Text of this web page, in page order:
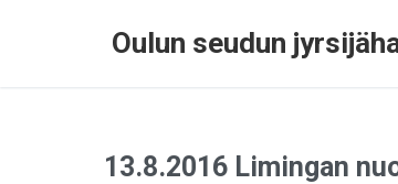
Oulun seudun
13.8.2016 Limingan